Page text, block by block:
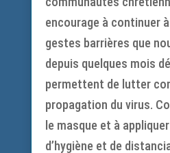
encourage à continuer
gestes barrières que
depuis quelques mois
permettent de lutter
propagation du virus.
le masque et à
d’hygiène et de